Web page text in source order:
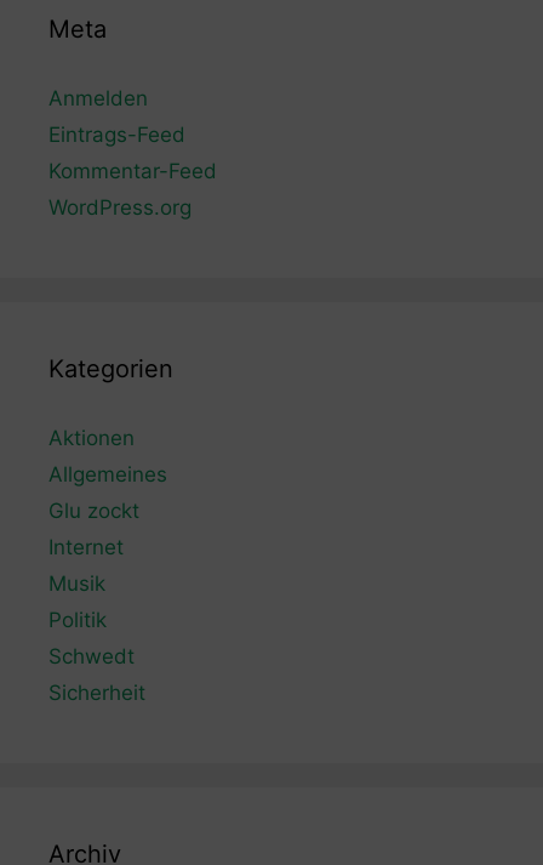
Meta
Anmelden
Eintrags-Feed
Kommentar-Feed
WordPress.org
Kategorien
Aktionen
Allgemeines
Glu zockt
Internet
Musik
Politik
Schwedt
Sicherheit
Archiv